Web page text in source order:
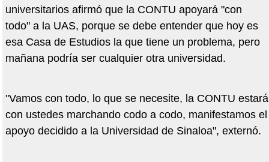
universitarios afirmó que la CONTU apoyará "con
todo" a la UAS, porque se debe entender que hoy es
esa Casa de Estudios la que tiene un problema, pero
mañana podría ser cualquier otra universidad.
"Vamos con todo, lo que se necesite, la CONTU estará
con ustedes marchando codo a codo, manifestamos el
apoyo decidido a la Universidad de Sinaloa", externó.